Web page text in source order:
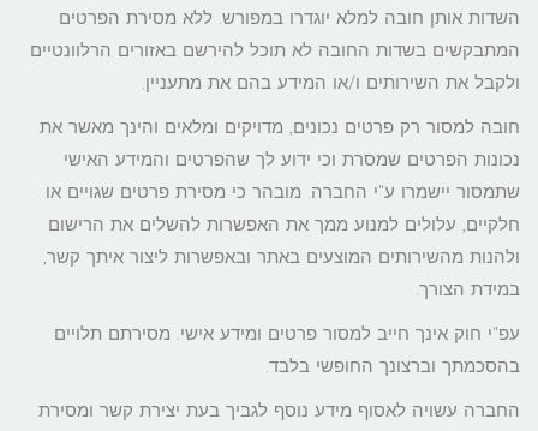
השדות אותן חובה למלא יוגדרו במפורש. ללא מסירת הפרטים
המתבקשים בשדות החובה לא תוכל להירשם באזורים הרלוונטיים
ולקבל את השירותים ו/או המידע בהם את מתעניין.
חובה למסור רק פרטים נכונים, מדויקים ומלאים והינך מאשר את
נכונות הפרטים שמסרת וכי ידוע לך שהפרטים והמידע האישי
שתמסור יישמרו ע"י החברה. מובהר כי מסירת פרטים שגויים או
חלקיים, עלולים למנוע ממך את האפשרות להשלים את הרישום
ולהנות מהשירותים המוצעים באתר ובאפשרות ליצור איתך קשר,
במידת הצורך.
עפ"י חוק אינך חייב למסור פרטים ומידע אישי. מסירתם תלויים
בהסכמתך וברצונך החופשי בלבד.
החברה עשויה לאסוף מידע נוסף לגביך בעת יצירת קשר ומסירת